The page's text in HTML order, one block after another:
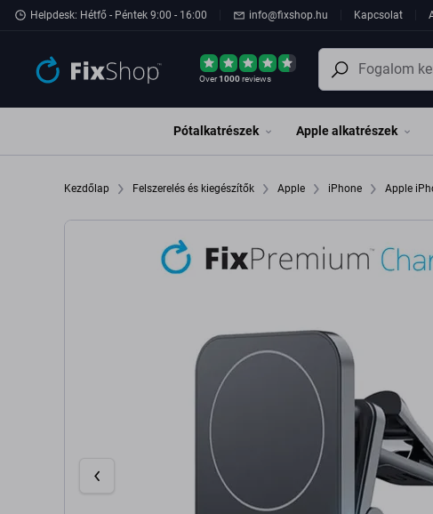
Ugrás az oldal fő részéhez
Helpdesk: Hétfő - Péntek 9:00 - 16:00 info@fixshop.hu Kapcsolat
Over1000reviews
Pótalkatrészek Apple alkatrészek
Kezdőlap Felszerelés és kiegészítők Apple iPhone Apple